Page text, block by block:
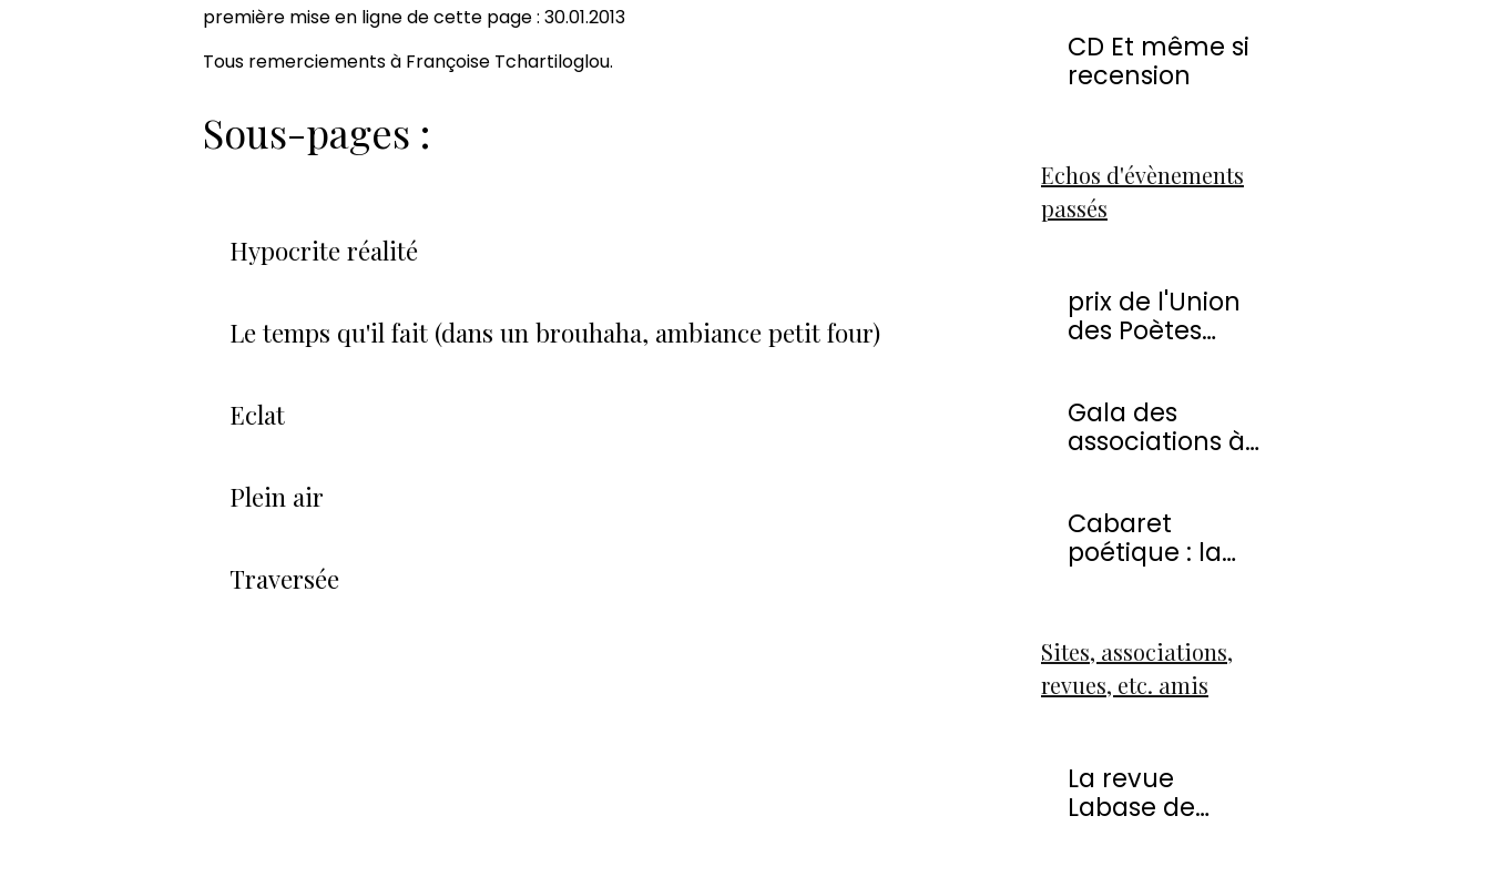
première mise en ligne de cette page : 30.01.2013
Tous remerciements à Françoise Tchartiloglou.
Sous-pages :
Hypocrite réalité
Le temps qu'il fait (dans un brouhaha, ambiance petit four)
Eclat
Plein air
Traversée
CD Et même si
recension
Echos d'évènements
passés
prix de l'Union
des Poètes
Gala des
associations à
Cabaret
poétique : la
Sites, associations,
revues, etc. amis
La revue
Labase de